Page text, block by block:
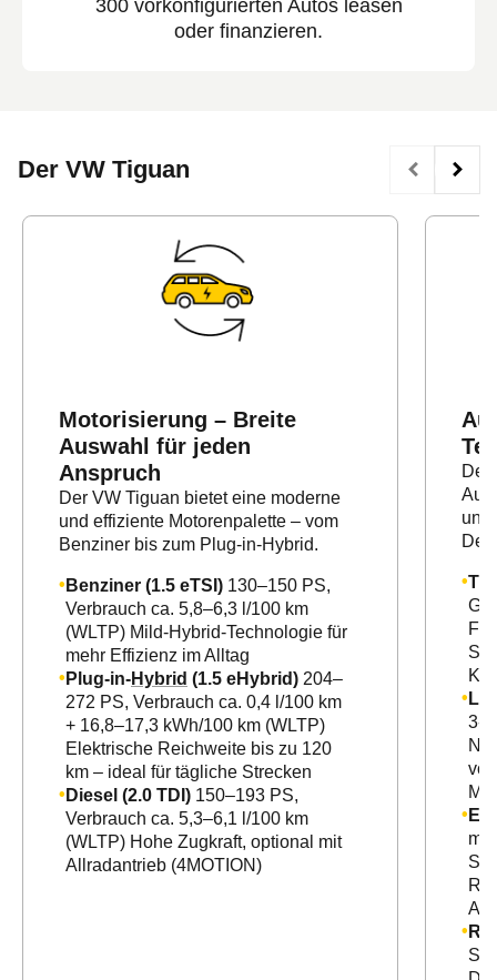
300 vorkonfigurierten Autos leasen
oder finanzieren.
Der VW Tiguan
Motorisierung – Breite
Auswahl für jeden
Anspruch
Der VW Tiguan bietet eine moderne
und effiziente Motorenpalette – vom
Benziner bis zum Plug-in-Hybrid.
Benziner (1.5 eTSI) 130–150 PS,
Verbrauch ca. 5,8–6,3 l/100 km
(WLTP) Mild-Hybrid-Technologie für
mehr Effizienz im Alltag
Plug-in-Hybrid (1.5 eHybrid) 204–
272 PS, Verbrauch ca. 0,4 l/100 km
+ 16,8–17,3 kWh/100 km (WLTP)
Elektrische Reichweite bis zu 120
km – ideal für tägliche Strecken
Diesel (2.0 TDI) 150–193 PS,
Verbrauch ca. 5,3–6,1 l/100 km
(WLTP) Hohe Zugkraft, optional mit
Allradantrieb (4MOTION)
Der
3-
mit
R-